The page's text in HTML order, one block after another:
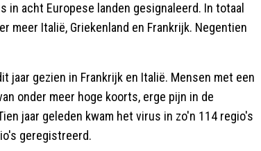
acht Europese landen gesignaleerd. In totaal
meer Italië, Griekenland en Frankrijk. Negentien
jaar gezien in Frankrijk en Italië. Mensen met een
onder meer hoge koorts, erge pijn in de
jaar geleden kwam het virus in zo'n 114 regio's
geregistreerd.